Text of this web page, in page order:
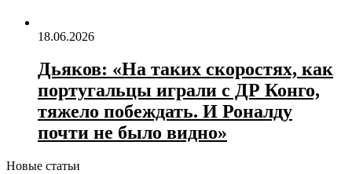
18.06.2026
Дьяков: «На таких скоростях, как
португальцы играли с ДР Конго,
тяжело побеждать. И Роналду
почти не было видно»
Новые статьи